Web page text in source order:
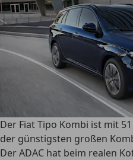
Der Fiat Tipo Kombi ist mit
der günstigsten großen
Der ADAC hat beim realen